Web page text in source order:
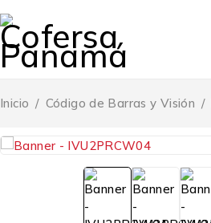
Inicio / Código de Barras y Visión /